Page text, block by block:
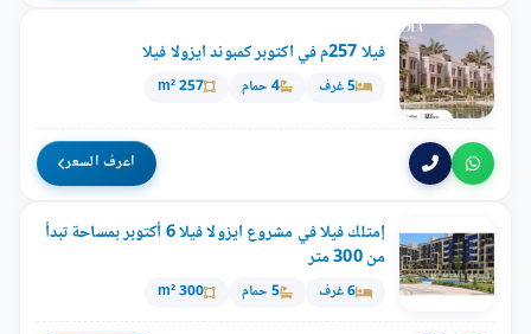
فيلا 257م في اكتوبر كمبوند ايزولا فيلا
5 غرف 4 حمام 257 m²
اعرف السعر
إمتلك فيلا في مشروع ايزولا فيلا 6 أكتوبر بمساحة تبدأ
من 300 متر
6 غرف 5 حمام 300 m²